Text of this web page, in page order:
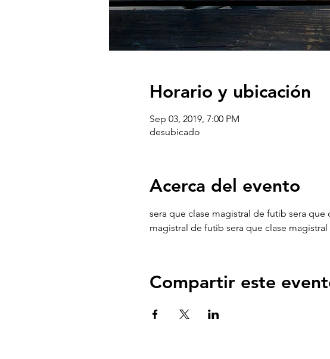
Horario y ubicación
Sep 03, 2019, 7:00 PM
desubicado
Acerca del evento
sera que clase magistral de futib sera
magistral de futib sera que clase
Compartir este